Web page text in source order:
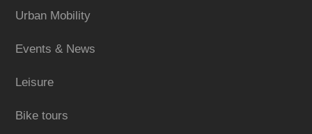
Urban Mobility
Events & News
Leisure
Bike tours